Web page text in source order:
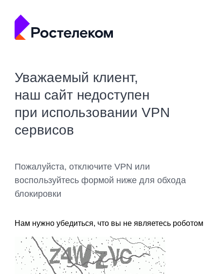
Уважаемый клиент,
наш сайт недоступен
при использовании VPN
сервисов
Пожалуйста, отключите VPN или
воспользуйтесь формой ниже для обхода
блокировки
Нам нужно убедиться, что вы не являетесь роботом